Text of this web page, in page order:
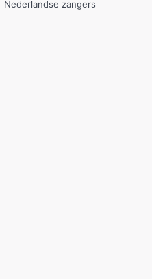
Nederlandse zangers